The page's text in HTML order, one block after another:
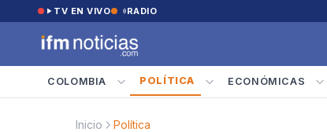
Saltar al contenido
TV EN VIVO RADIO
COLOMBIA POLÍTICA ECONÓMICAS
Inicio Política